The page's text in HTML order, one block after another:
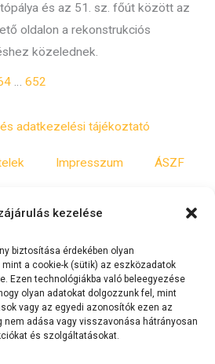
kezelése
biztosítása érdekében olyan
a cookie-k (sütik) az eszközadatok
Ezen technológiákba való beleegyezése
olyan adatokat dolgozzunk fel, mint
vagy az egyedi azonosítók ezen az
nem adása vagy visszavonása hátrányosan
és szolgáltatásokat.
és az 51. sz. főút között az
oldalon a rekonstrukciós
közelednek.
… 652
adatkezelési tájékoztató
Impresszum ÁSZF